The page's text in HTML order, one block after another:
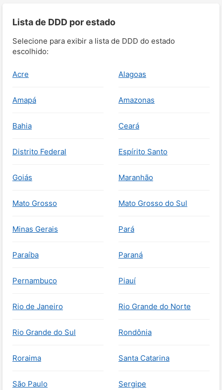
Lista de DDD por estado
Selecione para exibir a lista de DDD do estado
escolhido:
Acre Alagoas
Amapá Amazonas
Bahia Ceará
Distrito Federal Espírito Santo
Goiás Maranhão
Mato Grosso Mato Grosso do Sul
Minas Gerais Pará
Paraíba Paraná
Pernambuco Piauí
Rio de Janeiro Rio Grande do Norte
Rio Grande do Sul Rondônia
Roraima Santa Catarina
São Paulo Sergipe